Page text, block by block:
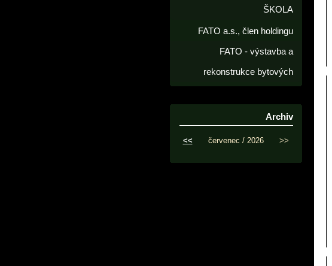
ŠKOLA
FATO a.s., člen holdingu
FATO - výstavba a
rekonstrukce bytových
Archiv
<< červenec / 2026 >>